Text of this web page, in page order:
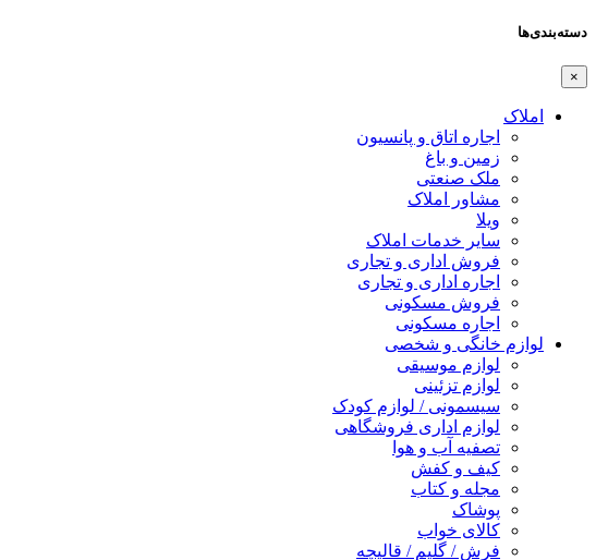
دسته‌بندی‌ها
×
املاک
اجاره اتاق و پانسیون
زمین و باغ
ملک صنعتی
مشاور املاک
ویلا
سایر خدمات املاک
فروش اداری و تجاری
اجاره اداری و تجاری
فروش مسکونی
اجاره مسکونی
لوازم خانگی و شخصی
لوازم موسیقی
لوازم تزئینی
سیسمونی / لوازم کودک
لوازم اداری فروشگاهی
تصفیه آب و هوا
کیف و کفش
مجله و کتاب
پوشاک
کالای خواب
فرش / گلیم / قالیچه